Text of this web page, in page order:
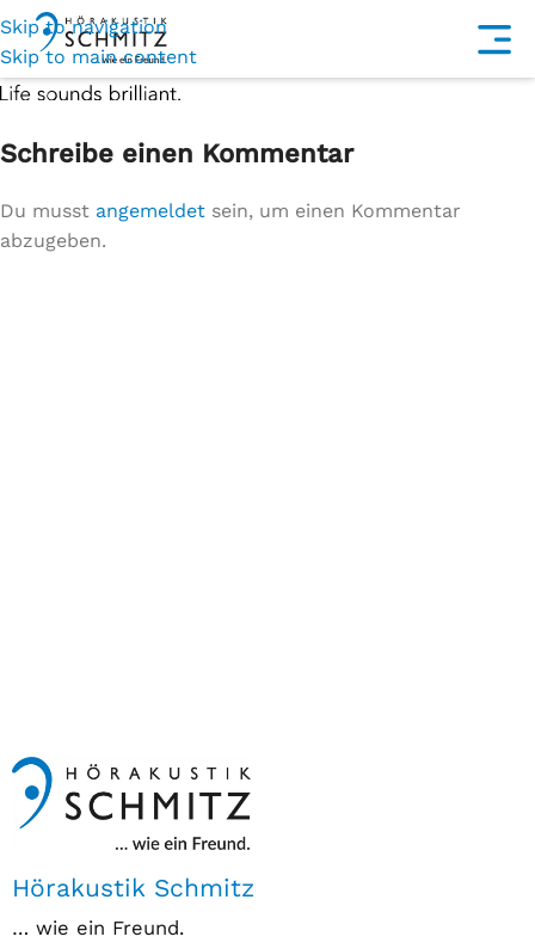
Skip to navigation
Skip to main content
Schreibe einen Kommentar
Du musst angemeldet sein, um einen Kommentar
abzugeben.
Hörakustik Schmitz
… wie ein Freund.